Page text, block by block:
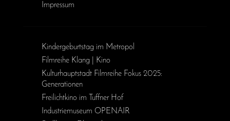
Impressum
Kinder­geburts­tag im Metropol
Filmreihe Klang | Kino
Kulturhauptstadt Filmreihe Fokus 2025:
Generationen
Freilichtkino im Tuffner Hof
Industriemuseum OPENAIR